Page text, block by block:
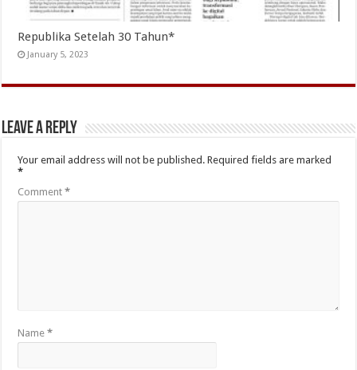
Republika Setelah 30 Tahun*
January 5, 2023
Leave a Reply
Your email address will not be published. Required fields are marked
*
Comment*
Name*